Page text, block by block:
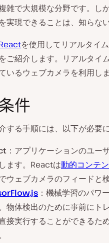
雑で大規模な分野です。し
実現できることは、知らな
を使用してリアルタイ
ご紹介します。リアルタイ
いるウェブカメラを利用しま
件
する手順には、以下が必要に
：アプリケーションのユー
ます。Reactは動的コンテ
ウェブカメラのフィードと
：機械学習のパワ
物体検出のために事前にト
接実行することができるた